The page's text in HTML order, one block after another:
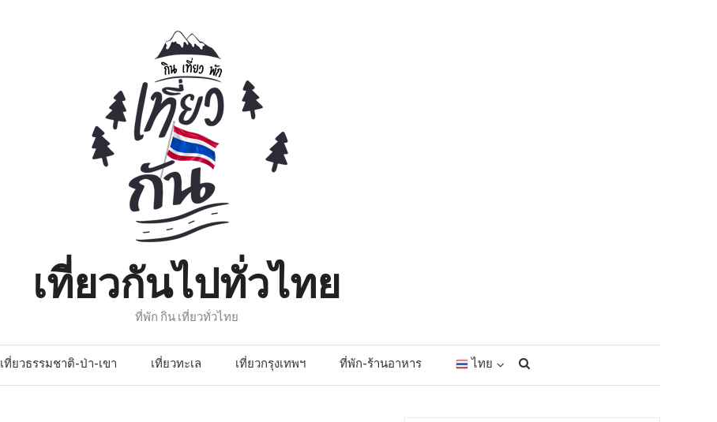
เที่ยวกันไปทั่วไทย
ที่พัก กิน เที่ยวทั่วไทย
เที่ยวธรรมชาติ-ป่า-เขา เที่ยวทะเล เที่ยวกรุงเทพฯ ที่พัก-ร้านอาหาร ไทย